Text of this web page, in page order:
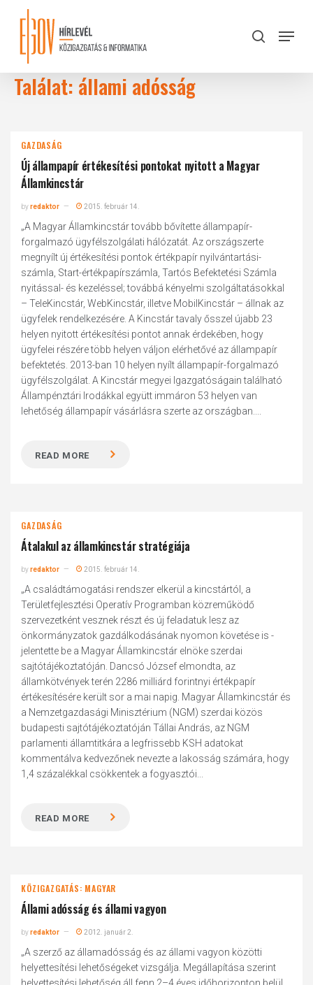
content
search
Menu
Találat: állami adósság
GAZDASÁG
Új állampapír értékesítési pontokat nyitott a Magyar
Államkincstár
byredaktor 2015. február 14.
„A Magyar Államkincstár tovább bővítette állampapír-
forgalmazó ügyfélszolgálati hálózatát. Az országszerte
megnyílt új értékesítési pontok értékpapír nyilvántartási-
számla, Start-értékpapírszámla, Tartós Befektetési Számla
nyitással- és kezeléssel; továbbá kényelmi szolgáltatásokkal
– TeleKincstár, WebKincstár, illetve MobilKincstár – állnak az
ügyfelek rendelkezésére. A Kincstár tavaly ősszel újabb 23
helyen nyitott értékesítési pontot annak érdekében, hogy
ügyfelei részére több helyen váljon elérhetővé az állampapír
befektetés. 2013-ban 10 helyen nyílt állampapír-forgalmazó
ügyfélszolgálat. A Kincstár megyei Igazgatóságain található
Állampénztári Irodákkal együtt immáron 53 helyen van
lehetőség állampapír vásárlásra szerte az országban....
READ MORE
GAZDASÁG
Átalakul az államkincstár stratégiája
byredaktor 2015. február 14.
„A családtámogatási rendszer elkerül a kincstártól, a
Területfejlesztési Operatív Programban közreműködő
szervezetként vesznek részt és új feladatuk lesz az
önkormányzatok gazdálkodásának nyomon követése is -
jelentette be a Magyar Államkincstár elnöke szerdai
sajtótájékoztatóján. Dancsó József elmondta, az
államkötvények terén 2286 milliárd forintnyi értékpapír
értékesítésére került sor a mai napig. Magyar Államkincstár és
a Nemzetgazdasági Minisztérium (NGM) szerdai közös
budapesti sajtótájékoztatóján Tállai András, az NGM
parlamenti államtitkára a legfrissebb KSH adatokat
kommentálva kedvezőnek nevezte a lakosság számára, hogy
1,4 százalékkal csökkentek a fogyasztói...
READ MORE
KÖZIGAZGATÁS: MAGYAR
Állami adósság és állami vagyon
byredaktor 2012. január 2.
„A szerző az államadósság és az állami vagyon közötti
helyettesítési lehetőségeket vizsgálja. Megállapítása szerint
Close